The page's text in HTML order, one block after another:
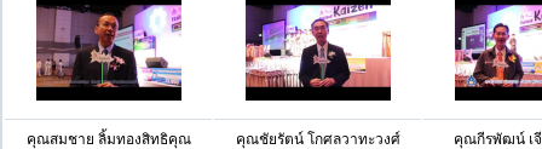
คุณสมชาย ลิ้มทองสิทธิคุณ คุณชัยรัตน์ โกศลวาทะวงศ์ คุณกีรพัฒน์ เ